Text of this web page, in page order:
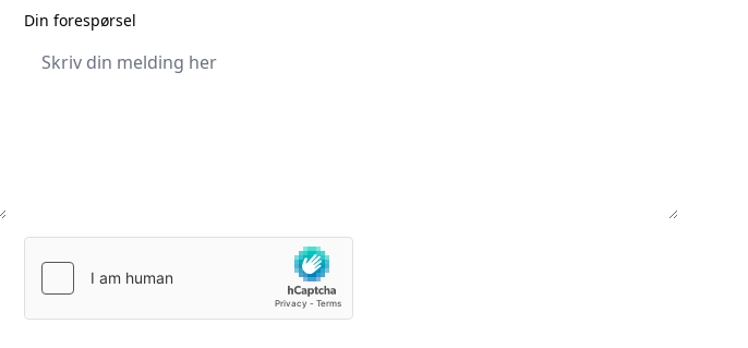
Din forespørsel